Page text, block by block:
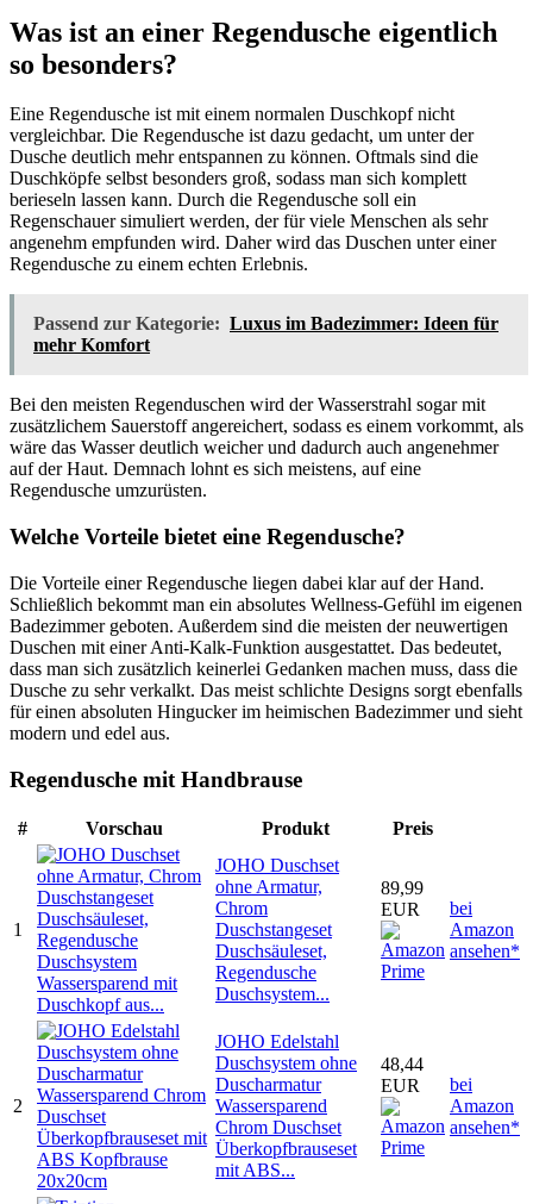
Was ist an einer Regendusche eigentlich
so besonders?
Eine Regendusche ist mit einem normalen Duschkopf nicht
vergleichbar. Die Regendusche ist dazu gedacht, um unter der
Dusche deutlich mehr entspannen zu können. Oftmals sind die
Duschköpfe selbst besonders groß, sodass man sich komplett
berieseln lassen kann. Durch die Regendusche soll ein
Regenschauer simuliert werden, der für viele Menschen als sehr
angenehm empfunden wird. Daher wird das Duschen unter einer
Regendusche zu einem echten Erlebnis.
Passend zur Kategorie: Luxus im Badezimmer: Ideen für
mehr Komfort
Bei den meisten Regenduschen wird der Wasserstrahl sogar mit
zusätzlichem Sauerstoff angereichert, sodass es einem vorkommt, als
wäre das Wasser deutlich weicher und dadurch auch angenehmer
auf der Haut. Demnach lohnt es sich meistens, auf eine
Regendusche umzurüsten.
Welche Vorteile bietet eine Regendusche?
Die Vorteile einer Regendusche liegen dabei klar auf der Hand.
Schließlich bekommt man ein absolutes Wellness-Gefühl im eigenen
Badezimmer geboten. Außerdem sind die meisten der neuwertigen
Duschen mit einer Anti-Kalk-Funktion ausgestattet. Das bedeutet,
dass man sich zusätzlich keinerlei Gedanken machen muss, dass die
Dusche zu sehr verkalkt. Das meist schlichte Designs sorgt ebenfalls
für einen absoluten Hingucker im heimischen Badezimmer und sieht
modern und edel aus.
Regendusche mit Handbrause
# Vorschau Produkt Preis
1
JOHO Duschset
ohne Armatur,
Chrom
Duschstangeset
Duschsäuleset,
Regendusche
Duschsystem...
89,99
EUR
bei
Amazon
ansehen*
2
JOHO Edelstahl
Duschsystem ohne
Duscharmatur
Wassersparend
Chrom Duschset
Überkopfbrauseset
mit ABS...
48,44
EUR
bei
Amazon
ansehen*